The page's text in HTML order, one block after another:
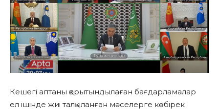
Кешегі аптаны қорытындылаған бағдарламалар
ел ішінде жиі талқыланған мәселерге көбірек